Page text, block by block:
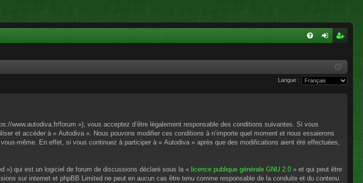
xi
cri
pti
Langue :
www.autodiva.fr/forum »), vous acceptez d’être légalement responsable des conditions suivantes. Si vous
et accéder à « Autodiva ». Nous pouvons modifier ces conditions à n’importe quel moment et nous essaierons
même. En effet, si vous continuez à participer à « Autodiva » après que des modifications aient été effectuées,
») qui est un logiciel de forum de discussions déclaré sous la « licence publique générale GNU 2.0 » et qui peut être
sur internet et phpBB Limited ne peut en aucun cas être tenu comme responsable de la conduite et du contenu